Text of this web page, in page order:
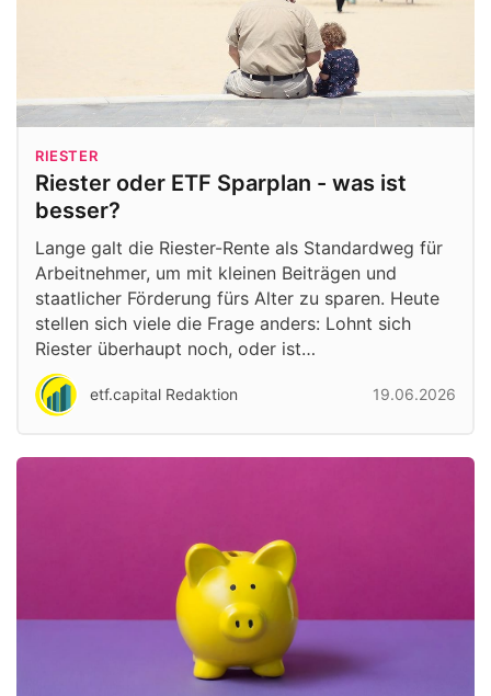
RIESTER
Riester oder ETF Sparplan - was ist
besser?
Lange galt die Riester-Rente als Standardweg für
Arbeitnehmer, um mit kleinen Beiträgen und
staatlicher Förderung fürs Alter zu sparen. Heute
stellen sich viele die Frage anders: Lohnt sich
Riester überhaupt noch, oder ist…
etf.capital Redaktion 19.06.2026